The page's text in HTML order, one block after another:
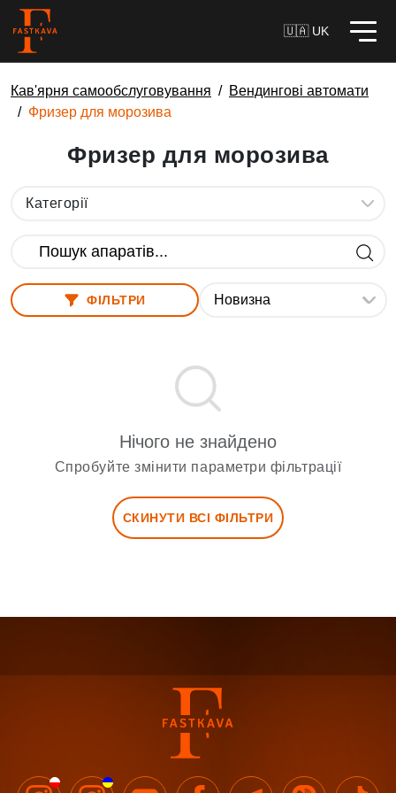
🇺🇦 UK
Кав'ярня самообслуговування
Вендингові автомати
Фризер для морозива
Фризер для морозива
Категорії
ФІЛЬТРИ
Нічого не знайдено
Спробуйте змінити параметри фільтрації
СКИНУТИ ВСІ ФІЛЬТРИ